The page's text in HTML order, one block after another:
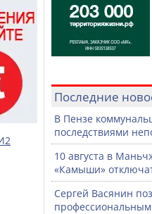
Последние
В Пензе
последствиями
10 августа в
«Камыши»
Сергей Васянин